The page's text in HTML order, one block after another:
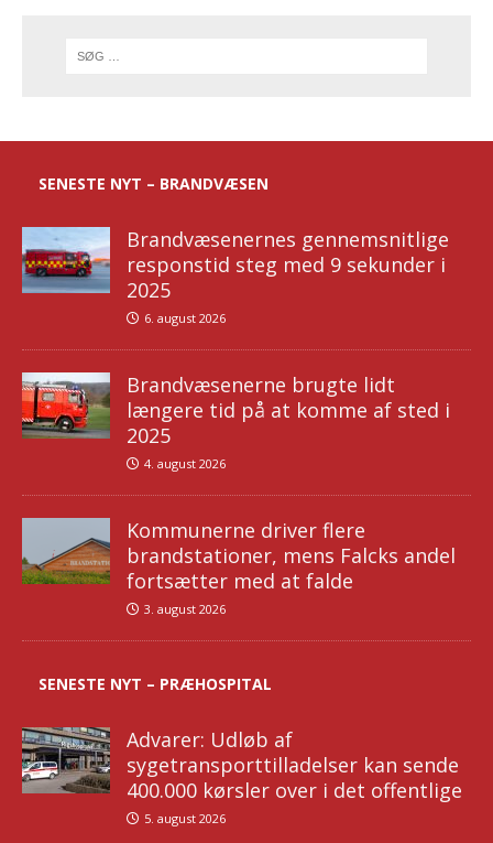
SENESTE NYT – BRANDVÆSEN
Brandvæsenernes gennemsnitlige
responstid steg med 9 sekunder i
2025
6. august 2026
Brandvæsenerne brugte lidt
længere tid på at komme af sted i
2025
4. august 2026
Kommunerne driver flere
brandstationer, mens Falcks andel
fortsætter med at falde
3. august 2026
SENESTE NYT – PRÆHOSPITAL
Advarer: Udløb af
sygetransporttilladelser kan sende
400.000 kørsler over i det offentlige
5. august 2026